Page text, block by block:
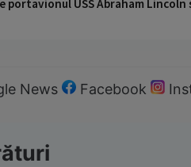
portavionul USS Abraham
News Facebook